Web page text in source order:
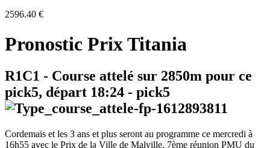
2596.40 €
Pronostic Prix Titania
R1C1 - Course attelé sur 2850m pour ce
pick5, départ 18:24 - pick5
Cordemais et les 3 ans et plus seront au programme ce mercredi à
16h55 avec le Prix de la Ville de Malville, 7ème réunion PMU du